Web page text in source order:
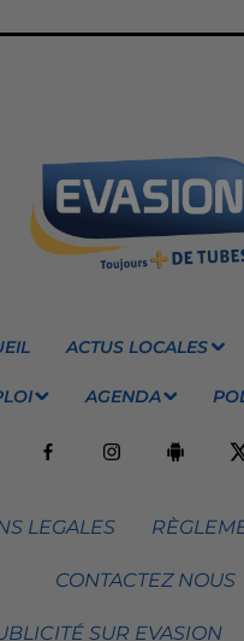
ACTUS LOCALES
AGENDA
LEGALES
CONTACTEZ NOUS
SUR EVASION